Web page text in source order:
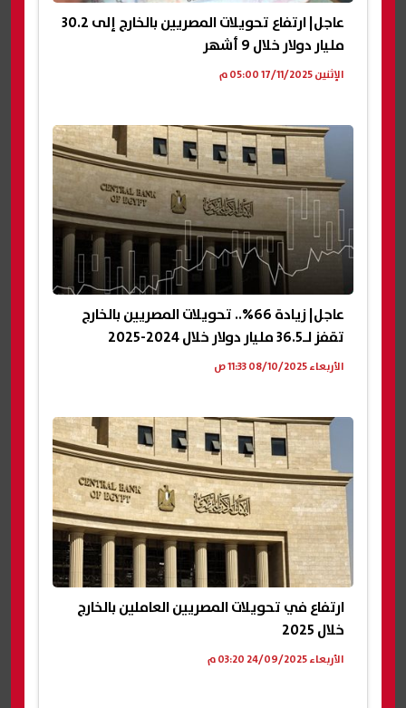
عاجل| ارتفاع تحويلات المصريين بالخارج إلى 30.2
مليار دولار خلال 9 أشهر
الإثنين 17/11/2025 05:00 م
عاجل| زيادة 66%.. تحويلات المصريين بالخارج
تقفز لـ36.5 مليار دولار خلال 2024-2025
الأربعاء 08/10/2025 11:33 ص
ارتفاع في تحويلات المصريين العاملين بالخارج
خلال 2025
الأربعاء 24/09/2025 03:20 م